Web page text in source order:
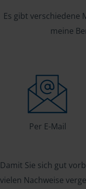
Es gibt verschiedene
meine
Per E-Mail
Damit Sie sich gut
vielen Nachweise